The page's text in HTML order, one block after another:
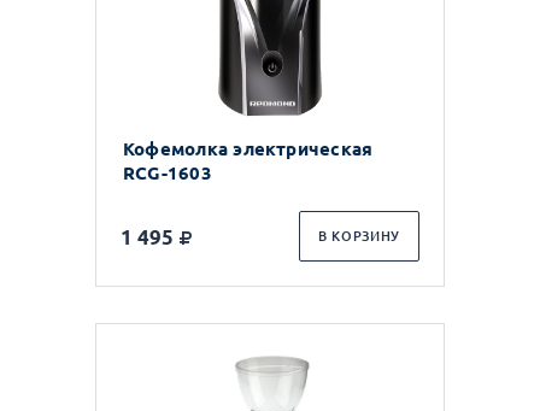
Кофемолка электрическая
RCG-1603
1 495 В КОРЗИНУ